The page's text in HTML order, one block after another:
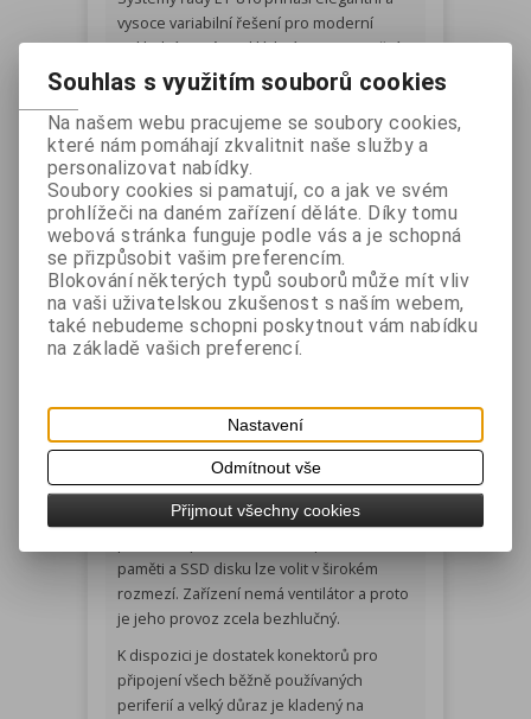
vysoce variabilní řešení pro moderní
pokladní systém. Skládací stojan umožní
nastavení prakticky do každé polohy od
svislé až pro vodorovnou. Jedinečná
konstrukce stojanu přitom zajišťuje
stabilitu a skvělou fixaci v každé poloze.
Díky tenkým rámečkům je dozaženo
minimálních rozměrů a hlavně tloušťka
celého panelu nemá ani o milimetr víc než
je nezbytně nutné.
Celé zařízení tak při zachování
maximálního výkonu působí velmi
minimalisticky a elegantně.
tenkostěné hliníkové odlitky, aby byla
zaručena vysoká odolnost při nízké
hmotnosti.
Použitý procesor Intel Celeron J6412
poskytuje dostatečný výkon pro běžné
paměti a SSD disku lze volit v širokém
rozmezí. Zařízení nemá ventilátor a proto
je jeho provoz zcela bezhlučný.
K dispozici je dostatek konektorů pro
připojení všech běžně používaných
periferií a velký důraz je kladený na
Souhlas s využitím souborů cookies
Na našem webu pracujeme se soubory cookies,
které nám pomáhají zkvalitnit naše služby a
personalizovat nabídky.
Soubory cookies si pamatují, co a jak ve svém
prohlížeči na daném zařízení děláte. Díky tomu
webová stránka funguje podle vás a je schopná
se přizpůsobit vašim preferencím.
Blokování některých typů souborů může mít vliv
na vaši uživatelskou zkušenost s naším webem,
také nebudeme schopni poskytnout vám nabídku
na základě vašich preferencí.
Nastavení
Odmítnout vše
Přijmout všechny cookies